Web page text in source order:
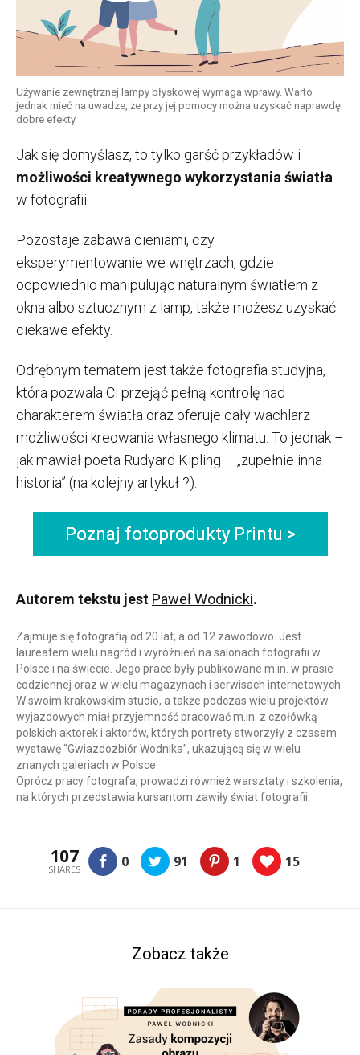
Używanie zewnętrznej lampy błyskowej wymaga wprawy. Warto
jednak mieć na uwadze, że przy jej pomocy można uzyskać naprawdę
dobre efekty
Jak się domyślasz, to tylko garść przykładów i
możliwości kreatywnego wykorzystania światła
w fotografii.
Pozostaje zabawa cieniami, czy
eksperymentowanie we wnętrzach, gdzie
odpowiednio manipulując naturalnym światłem z
okna albo sztucznym z lamp, także możesz uzyskać
ciekawe efekty.
Odrębnym tematem jest także fotografia studyjna,
która pozwala Ci przejąć pełną kontrolę nad
charakterem światła oraz oferuje cały wachlarz
możliwości kreowania własnego klimatu. To jednak –
jak mawiał poeta Rudyard Kipling – „zupełnie inna
historia” (na kolejny artykuł ?).
Poznaj fotoprodukty Printu >
Autorem tekstu jest Paweł Wodnicki.
Zajmuje się fotografią od 20 lat, a od 12 zawodowo. Jest
laureatem wielu nagród i wyróżnień na salonach fotografii w
Polsce i na świecie. Jego prace były publikowane m.in. w prasie
codziennej oraz w wielu magazynach i serwisach internetowych.
W swoim krakowskim studio, a także podczas wielu projektów
wyjazdowych miał przyjemność pracować m.in. z czołówką
polskich aktorek i aktorów, których portrety stworzyły z czasem
wystawę “Gwiazdozbiór Wodnika”, ukazującą się w wielu
znanych galeriach w Polsce.
Oprócz pracy fotografa, prowadzi również warsztaty i szkolenia,
na których przedstawia kursantom zawiły świat fotografii.
107
SHARES 0 91 1 15
Zobacz także